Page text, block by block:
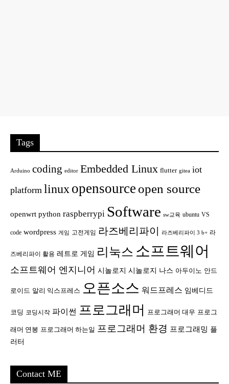
Tags
Arduino coding editor Embedded Linux flutter gitea iot
platform linux opensource open source
openwrt python raspberrypi Software sw교육 ubuntu VS
code wordpress 게임 고전게임 라즈베리파이 라즈베리파이 3 b+ 라
즈베리파이 활용 레트로 게임 리눅스 소프트웨어
소프트웨어 엔지니어 시놀로지 시놀로지 나스 아두이노 안드
로이드 알리 익스프레스 오픈소스 워드프레스 임베디드
코딩 코딩시작 파이썬 프로그래머 프로그래머 대우 프로그
래머 연봉 프로그래머 하는일 프로그래머 환경 프로그래밍 플
러터
Contact ME